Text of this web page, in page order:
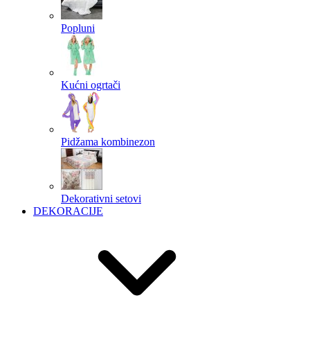
Popluni
Kućni ogrtači
Pidžama kombinezon
Dekorativni setovi
DEKORACIJE